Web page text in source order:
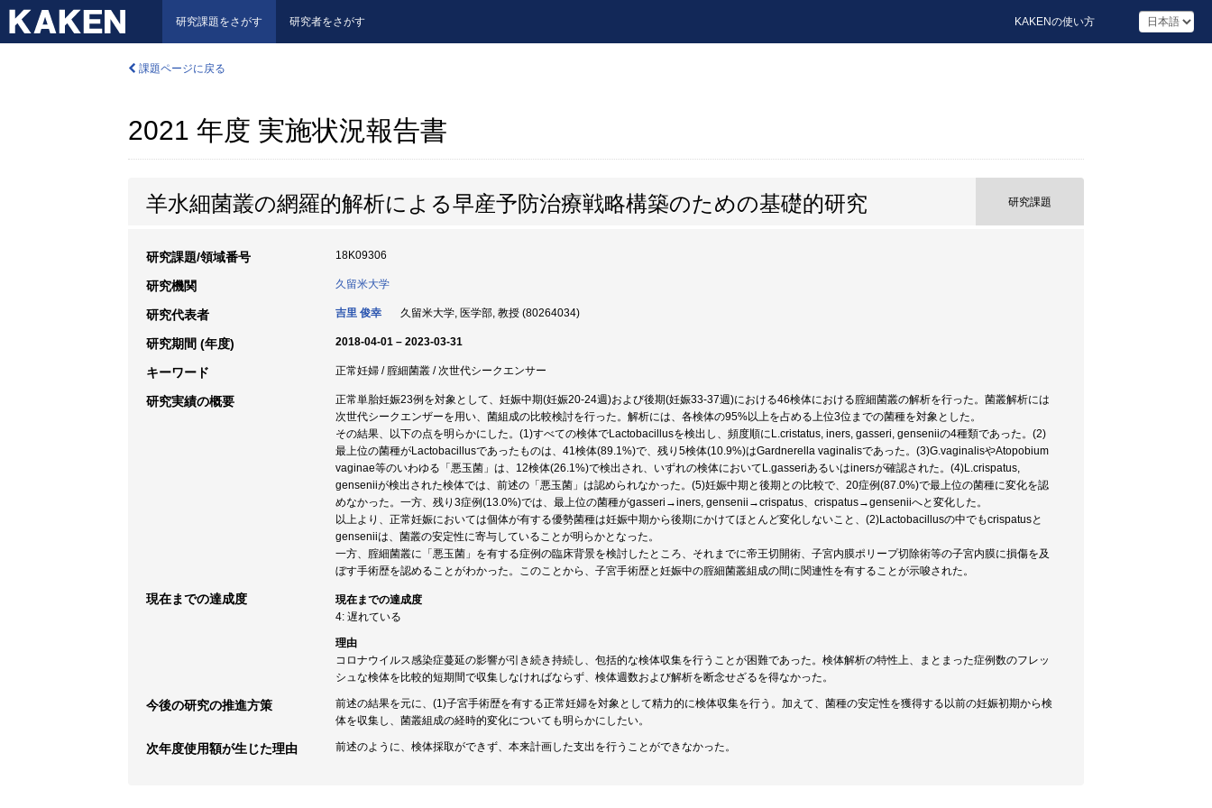
研究課題をさがす 研究者をさがす KAKENの使い方
課題ページに戻る
2021 年度 実施状況報告書
羊水細菌叢の網羅的解析による早産予防治療戦略構築のための基礎的研究 研究課題
研究課題/領域番号 18K09306
研究機関 久留米大学
研究代表者 吉里 俊幸 久留米大学, 医学部, 教授 (80264034)
研究期間 (年度) 2018-04-01 – 2023-03-31
キーワード 正常妊婦 / 腟細菌叢 / 次世代シークエンサー
研究実績の概要
正常単胎妊娠23例を対象として、妊娠中期(妊娠20-24週)および後期(妊娠33-37週)における46検体における腟細菌叢の解析を行った。菌叢解析には
次世代シークエンザーを用い、菌組成の比較検討を行った。解析には、各検体の95%以上を占める上位3位までの菌種を対象とした。
その結果、以下の点を明らかにした。(1)すべての検体でLactobacillusを検出し、頻度順にL.cristatus, iners, gasseri, genseniiの4種類であった。(2)
最上位の菌種がLactobacillusであったものは、41検体(89.1%)で、残り5検体(10.9%)はGardnerella vaginalisであった。(3)G.vaginalisやAtopobium
vaginae等のいわゆる「悪玉菌」は、12検体(26.1%)で検出され、いずれの検体においてL.gasseriあるいはinersが確認された。(4)L.crispatus,
genseniiが検出された検体では、前述の「悪玉菌」は認められなかった。(5)妊娠中期と後期との比較で、20症例(87.0%)で最上位の菌種に変化を認
めなかった。一方、残り3症例(13.0%)では、最上位の菌種がgasseri→iners, gensenii→crispatus、crispatus→genseniiへと変化した。
以上より、正常妊娠においては個体が有する優勢菌種は妊娠中期から後期にかけてほとんど変化しないこと、(2)Lactobacillusの中でもcrispatusと
genseniiは、菌叢の安定性に寄与していることが明らかとなった。
一方、腟細菌叢に「悪玉菌」を有する症例の臨床背景を検討したところ、それまでに帝王切開術、子宮内膜ポリープ切除術等の子宮内膜に損傷を及
ぼす手術歴を認めることがわかった。このことから、子宮手術歴と妊娠中の腟細菌叢組成の間に関連性を有することが示唆された。
現在までの達成度
現在までの達成度
4: 遅れている
理由
コロナウイルス感染症蔓延の影響が引き続き持続し、包括的な検体収集を行うことが困難であった。検体解析の特性上、まとまった症例数のフレッ
シュな検体を比較的短期間で収集しなければならず、検体週数および解析を断念せざるを得なかった。
今後の研究の推進方策
前述の結果を元に、(1)子宮手術歴を有する正常妊婦を対象として精力的に検体収集を行う。加えて、菌種の安定性を獲得する以前の妊娠初期から検
体を収集し、菌叢組成の経時的変化についても明らかにしたい。
次年度使用額が生じた理由 前述のように、検体採取ができず、本来計画した支出を行うことができなかった。